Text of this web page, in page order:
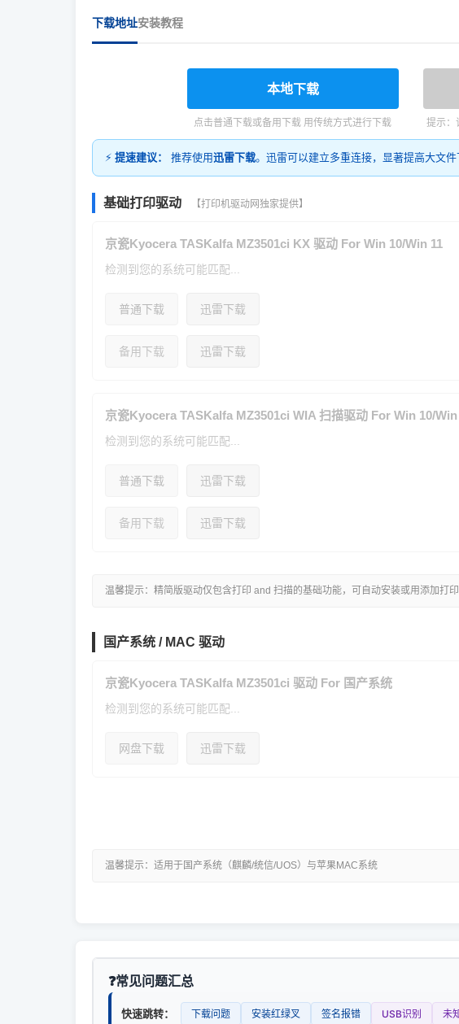
下载地址安装教程
本地下载
点击普通下载或备用下载 用传统方式进行下载 提示：
⚡ 提速建议： 推荐使用迅雷下载。迅雷可以建立多重连接，显著提高大文件
基础打印驱动 【打印机驱动网独家提供】
京瓷Kyocera TASKalfa MZ3501ci KX 驱动 For Win 10/Win 11
检测到您的系统可能匹配...
普通下载 迅雷下载
备用下载 迅雷下载
京瓷Kyocera TASKalfa MZ3501ci WIA 扫描驱动 For Win 10/Win
检测到您的系统可能匹配...
普通下载 迅雷下载
备用下载 迅雷下载
温馨提示：精简版驱动仅包含打印 and 扫描的基础功能，可自动安装或用添加打印
国产系统 / MAC 驱动
京瓷Kyocera TASKalfa MZ3501ci 驱动 For 国产系统
检测到您的系统可能匹配...
网盘下载 迅雷下载
温馨提示：适用于国产系统（麒麟/统信/UOS）与苹果MAC系统
常见问题汇总
快速跳转： 下载问题 安装红绿叉 签名报错 USB识别 未